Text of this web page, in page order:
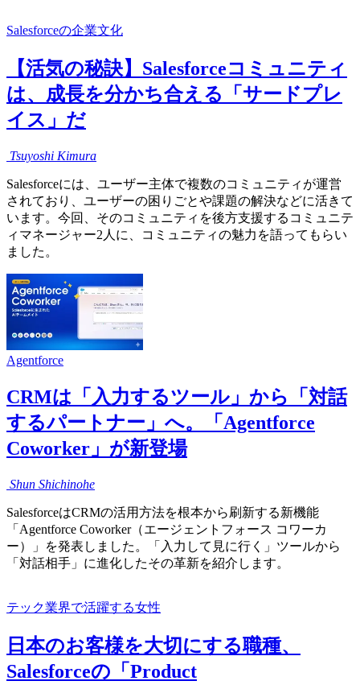
Salesforceの企業文化
【活気の秘訣】Salesforceコミュニティ
は、成長を分かち合える「サードプレ
イス」だ
Tsuyoshi Kimura
Salesforceには、ユーザー主体で複数のコミュニティが運営
されており、ユーザーの困りごとや課題の解決などに活きて
います。今回、そのコミュニティを後方支援するコミュニテ
ィマネージャー2人に、コミュニティの魅力を語ってもらい
ました。
Agentforce
CRMは「入力するツール」から「対話
するパートナー」へ。「Agentforce
Coworker」が新登場
Shun Shichinohe
SalesforceはCRMの活用方法を根本から刷新する新機能
「Agentforce Coworker（エージェントフォース コワーカ
ー）」を発表しました。「入力して見に行く」ツールから
「対話相手」に進化したその革新を紹介します。
テック業界で活躍する女性
日本のお客様を大切にする職種、
Salesforceの「Product